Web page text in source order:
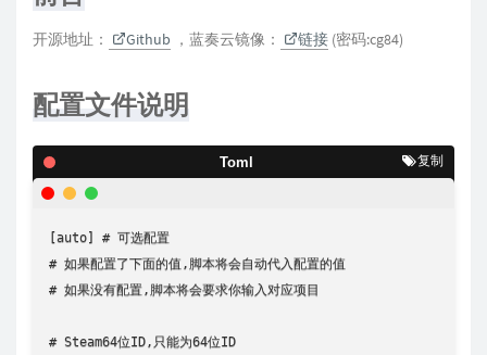
开源地址： Github ，蓝奏云镜像： 链接 (密码:cg84)
配置文件说明
[auto] # 可选配置
# 如果配置了下面的值,脚本将会自动代入配置的值
# 如果没有配置,脚本将会要求你输入对应项目
# Steam64位ID,只能为64位ID
Toml 复制